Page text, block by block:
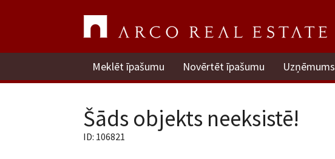
Meklēt īpašumu Novērtēt īpašumu Uzņēmums
Šāds objekts neeksistē!
ID: 106821